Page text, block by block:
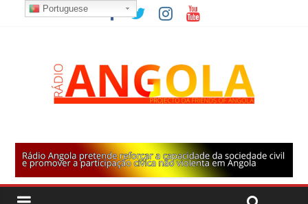
Portuguese